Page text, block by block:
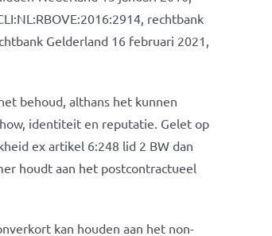
rechtbank
Gelderland 16 februari 2021,
behoud, althans het kunnen
identiteit en reputatie. Gelet op
ex artikel 6:248 lid 2 BW dan
houdt aan het postcontractueel
kan houden aan het non-